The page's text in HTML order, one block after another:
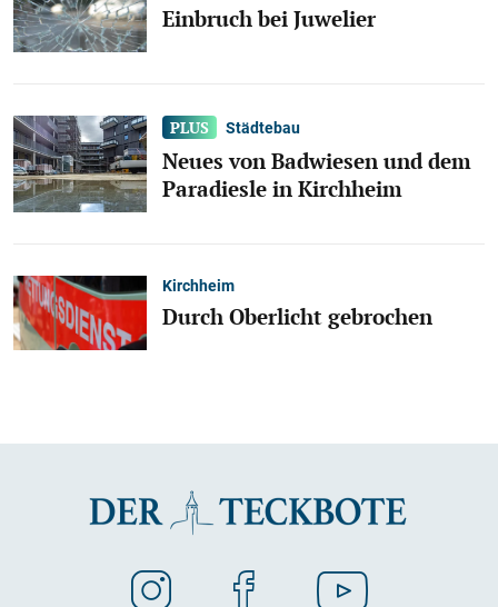
Einbruch bei Juwelier
Städtebau
Neues von Badwiesen und dem
Paradiesle in Kirchheim
Kirchheim
Durch Oberlicht gebrochen